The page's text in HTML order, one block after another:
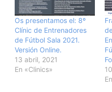
Os presentamos el: 8º
Clínic de Entrenadores
de Fútbol Sala 2021.
Versión Online.
13 abril, 2021
En «Clinics»